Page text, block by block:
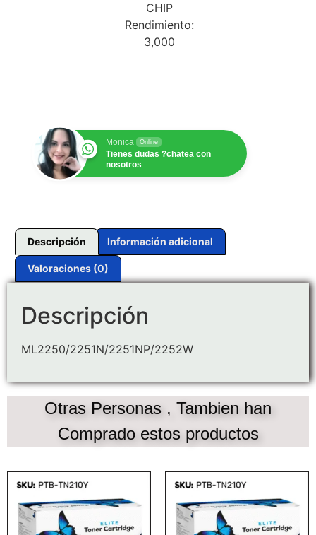
CHIP
Rendimiento:
3,000
Monica Online
Tienes dudas ?chatea con
nosotros
Descripción Información adicional
Valoraciones (0)
Descripción
ML2250/2251N/2251NP/2252W
Otras Personas , Tambien han
Comprado estos productos